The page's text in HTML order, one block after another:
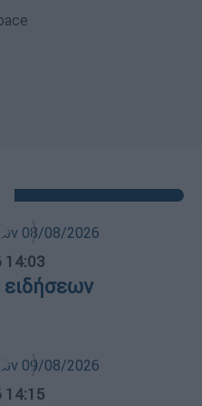
14:03
ειδήσεων
14:15